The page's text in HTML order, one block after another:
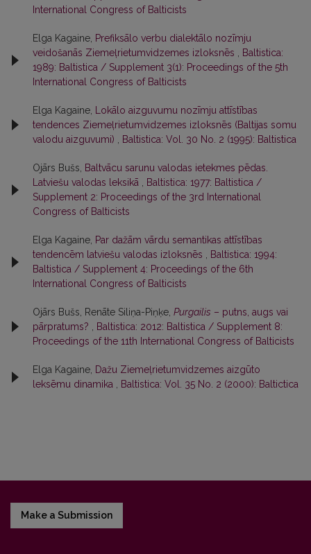
International Congress of Balticists
Elga Kagaine, Prefiksālo verbu dialektālo nozīmju
veidošanās Ziemeļrietumvidzemes izloksnēs
Baltistica:
1989: Baltistica / Supplement 3(1): Proceedings of the 5th
International Congress of Balticists
Elga Kagaine,
Lokālo aizguvumu nozīmju attīstības
tendences Ziemeļrietumvidzemes izloksnēs (Baltijas somu
valodu aizguvumi)
Baltistica: Vol. 30 No. 2 (1995): Baltistica
Ojārs Bušs,
Baltvācu sarunu valodas ietekmes pēdas.
Latviešu valodas leksikā
Baltistica: 1977: Baltistica /
Supplement 2: Proceedings of the 3rd International
Congress of Balticists
Elga Kagaine, Par dažām vārdu semantikas attīstības
tendencēm latviešu valodas izloksnēs
Baltistica: 1994:
Baltistica / Supplement 4: Proceedings of the 6th
International Congress of Balticists
Ojārs Bušs, Renāte Siliņa-Piņķe, Purgailis – putns, augs vai
pārpratums?
Baltistica: 2012: Baltistica / Supplement 8:
Proceedings of the 11th International Congress of Balticists
Elga Kagaine, Dažu Ziemeļrietumvidzemes aizgūto
leksēmu dinamika
Baltistica: Vol. 35 No. 2 (2000): Baltictica
Make a Submission